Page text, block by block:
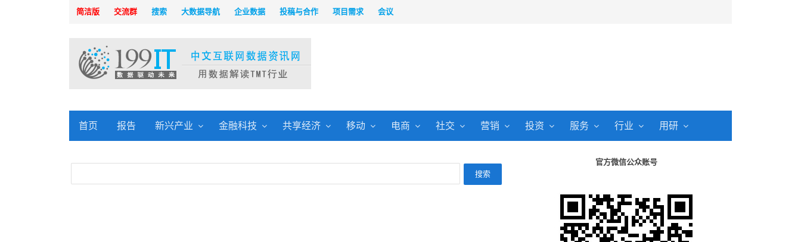
简洁版 交流群 搜索 大数据导航 企业数据 投稿与合作 项目需求 会议
首页 报告 新兴产业 金融科技 共享经济 移动 电商 社交 营销 投资 服务 行业 用研
官方微信公众账号